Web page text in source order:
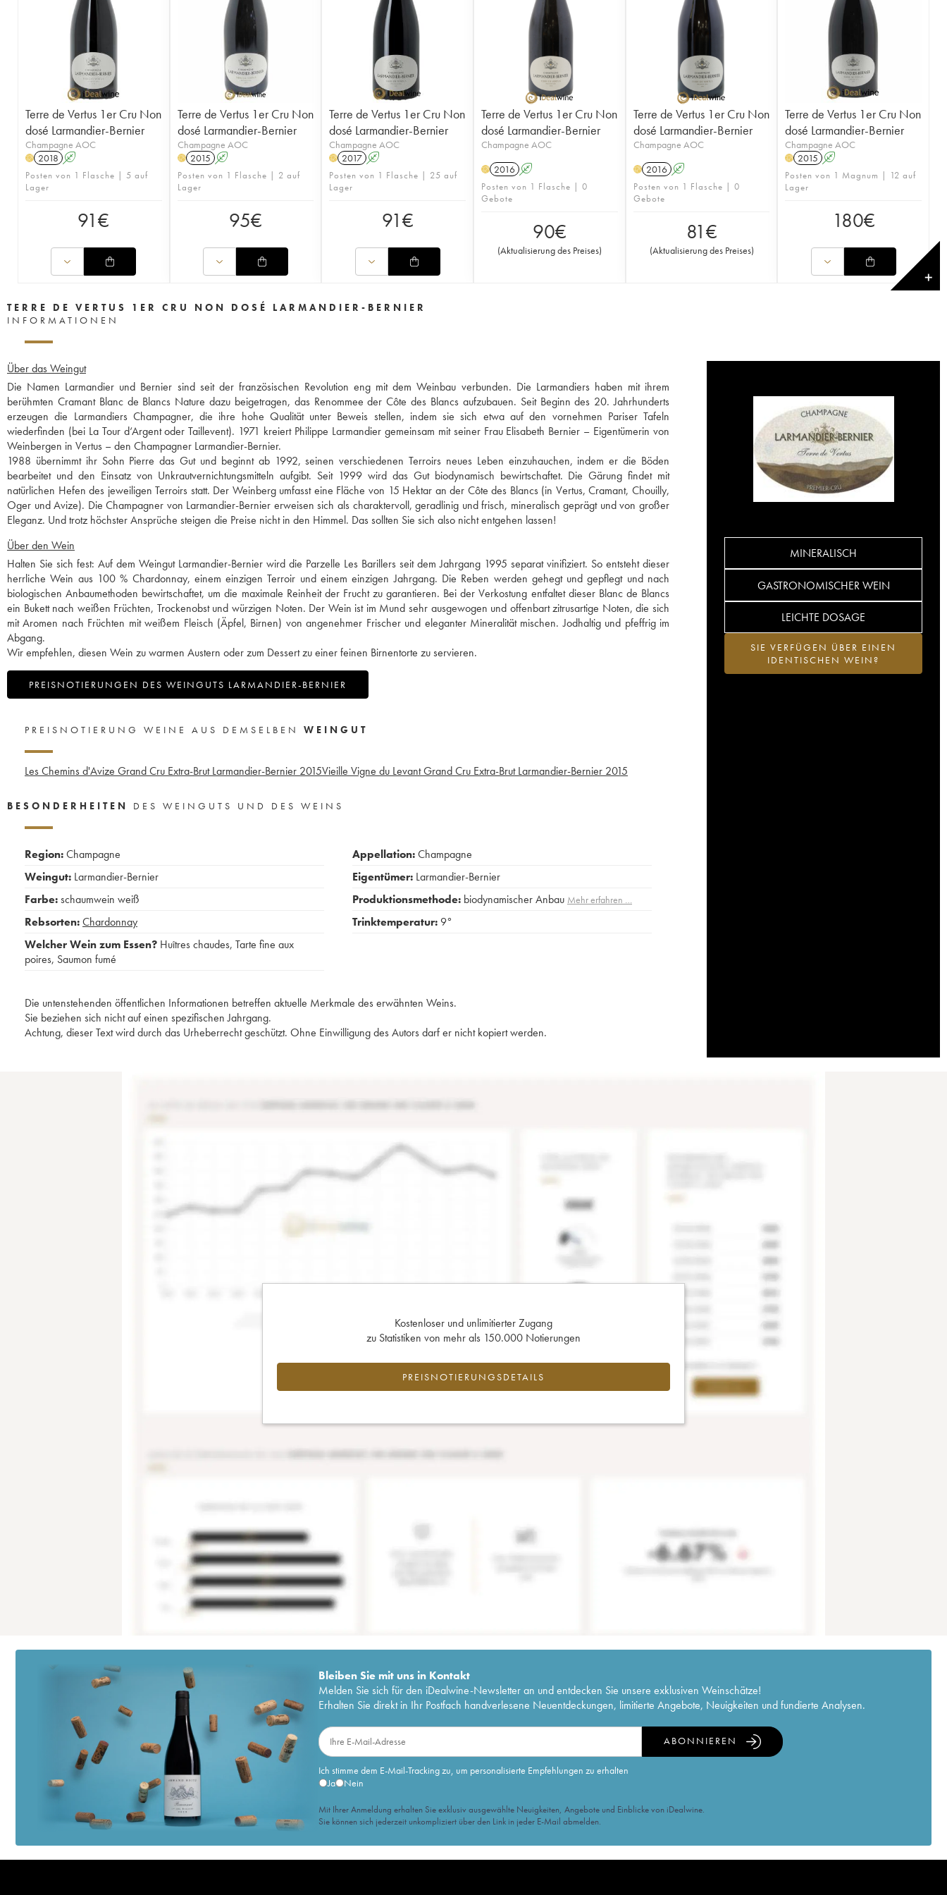
Terre de Vertus 1er Cru Non
dosé Larmandier-Bernier
Champagne AOC
H 2018 A
Posten von 1 Flasche | 5 auf
Lager
91€
Terre de Vertus 1er Cru Non
dosé Larmandier-Bernier
Champagne AOC
H 2015 A
Posten von 1 Flasche | 2 auf
Lager
95€
Terre de Vertus 1er Cru Non
dosé Larmandier-Bernier
Champagne AOC
H 2017 A
Posten von 1 Flasche | 25 auf
Lager
91€
Terre de Vertus 1er Cru Non
dosé Larmandier-Bernier
Champagne AOC
H 2016 A
Posten von 1 Flasche | 0
Gebote
90€
(Aktualisierung des Preises)
Terre de Vertus 1er Cru Non
dosé Larmandier-Bernier
Champagne AOC
H 2016 A
Posten von 1 Flasche | 0
Gebote
81€
(Aktualisierung des Preises)
Terre de Vertus 1er Cru Non
dosé Larmandier-Bernier
Champagne AOC
H 2015 A
Posten von 1 Magnum | 12 auf
Lager
180€
✕
TERRE DE VERTUS 1ER CRU NON DOSÉ LARMANDIER-BERNIER
INFORMATIONEN
Über das Weingut
Die Namen Larmandier und Bernier sind seit der französischen Revolution eng mit dem Weinbau verbunden. Die Larmandiers haben mit ihrem
berühmten Cramant Blanc de Blancs Nature dazu beigetragen, das Renommee der Côte des Blancs aufzubauen. Seit Beginn des 20. Jahrhunderts
erzeugen die Larmandiers Champagner, die ihre hohe Qualität unter Beweis stellen, indem sie sich etwa auf den vornehmen Pariser Tafeln
wiederfinden (bei La Tour d‘Argent oder Taillevent). 1971 kreiert Philippe Larmandier gemeinsam mit seiner Frau Elisabeth Bernier – Eigentümerin von
Weinbergen in Vertus – den Champagner Larmandier-Bernier.
1988 übernimmt ihr Sohn Pierre das Gut und beginnt ab 1992, seinen verschiedenen Terroirs neues Leben einzuhauchen, indem er die Böden
bearbeitet und den Einsatz von Unkrautvernichtungsmitteln aufgibt. Seit 1999 wird das Gut biodynamisch bewirtschaftet. Die Gärung findet mit
natürlichen Hefen des jeweiligen Terroirs statt. Der Weinberg umfasst eine Fläche von 15 Hektar an der Côte des Blancs (in Vertus, Cramant, Chouilly,
Oger und Avize). Die Champagner von Larmandier-Bernier erweisen sich als charaktervoll, geradlinig und frisch, mineralisch geprägt und von großer
Eleganz. Und trotz höchster Ansprüche steigen die Preise nicht in den Himmel. Das sollten Sie sich also nicht entgehen lassen!
Über den Wein
Halten Sie sich fest: Auf dem Weingut Larmandier-Bernier wird die Parzelle Les Barillers seit dem Jahrgang 1995 separat vinifiziert. So entsteht dieser
herrliche Wein aus 100 % Chardonnay, einem einzigen Terroir und einem einzigen Jahrgang. Die Reben werden gehegt und gepflegt und nach
biologischen Anbaumethoden bewirtschaftet, um die maximale Reinheit der Frucht zu garantieren. Bei der Verkostung entfaltet dieser Blanc de Blancs
ein Bukett nach weißen Früchten, Trockenobst und würzigen Noten. Der Wein ist im Mund sehr ausgewogen und offenbart zitrusartige Noten, die sich
mit Aromen nach Früchten mit weißem Fleisch (Äpfel, Birnen) von angenehmer Frischer und eleganter Mineralität mischen. Jodhaltig und pfeffrig im
Abgang.
Wir empfehlen, diesen Wein zu warmen Austern oder zum Dessert zu einer feinen Birnentorte zu servieren.
PREISNOTIERUNGEN DES WEINGUTS LARMANDIER-BERNIER
MINERALISCH
GASTRONOMISCHER WEIN
LEICHTE DOSAGE
SIE VERFÜGEN ÜBER EINEN
IDENTISCHEN WEIN?
PREISNOTIERUNG WEINE AUS DEMSELBEN WEINGUT
Les Chemins d'Avize Grand Cru Extra-Brut Larmandier-Bernier 2015Vieille Vigne du Levant Grand Cru Extra-Brut Larmandier-Bernier 2015
BESONDERHEITEN DES WEINGUTS UND DES WEINS
Region:Champagne
Weingut: Larmandier-Bernier
Farbe:schaumwein weiß
Rebsorten:Chardonnay
Welcher Wein zum Essen? Huîtres chaudes, Tarte fine aux
poires, Saumon fumé
Appellation:Champagne
Eigentümer: Larmandier-Bernier
Produktionsmethode: biodynamischer Anbau Mehr erfahren …
Trinktemperatur: 9°
Die untenstehenden öffentlichen Informationen betreffen aktuelle Merkmale des erwähnten Weins.
Sie beziehen sich nicht auf einen spezifischen Jahrgang.
Achtung, dieser Text wird durch das Urheberrecht geschützt. Ohne Einwilligung des Autors darf er nicht kopiert werden.
Kostenloser und unlimitierter Zugang
zu Statistiken von mehr als 150.000 Notierungen
PREISNOTIERUNGSDETAILS
Bleiben Sie mit uns in Kontakt
Melden Sie sich für den iDealwine-Newsletter an und entdecken Sie unsere exklusiven Weinschätze!
Erhalten Sie direkt in Ihr Postfach handverlesene Neuentdeckungen, limitierte Angebote, Neuigkeiten und fundierte Analysen.
Ich stimme dem E-Mail-Tracking zu, um personalisierte Empfehlungen zu erhalten
Ja
Nein
ABONNIEREN
Mit Ihrer Anmeldung erhalten Sie exklusiv ausgewählte Neuigkeiten, Angebote und Einblicke von iDealwine.
Sie können sich jederzeit unkompliziert über den Link in jeder E-Mail abmelden.